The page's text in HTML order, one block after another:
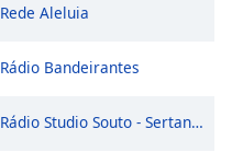
Rede Aleluia
Rádio Bandeirantes
Rádio Studio Souto - Sertaneja